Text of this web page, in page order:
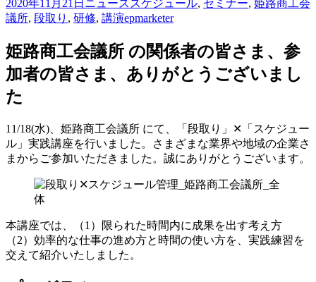
2020年11月21日 ニュース スケジュール, セミナー, 姫路商工会
議所, 段取り , 研修, 講演epmarketer
姫路商工会議所 の関係者の皆さま、参
加者の皆さま、ありがとうございまし
た
11/18(水)、姫路商工会議所 にて、「段取り」✕「スケジュー
ル」実践講座を行いました。さまざまな業界や地域の企業さ
まからご参加いただきました。誠にありがとうございます。
本講座では、（1）限られた時間内に成果を出す考え方
（2）効率的な仕事の進め方と時間の使い方を、実践練習を
交えて紹介いたしました。